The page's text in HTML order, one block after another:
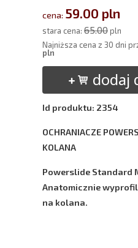
cena: 59.00 pln
stara cena: 65.00pln
Najniższa cena z 30 dni
pln
dodaj
Id produktu: 2354
OCHRANIACZE
KOLANA
Powerslide Standard
Anatomicznie
na kolana.